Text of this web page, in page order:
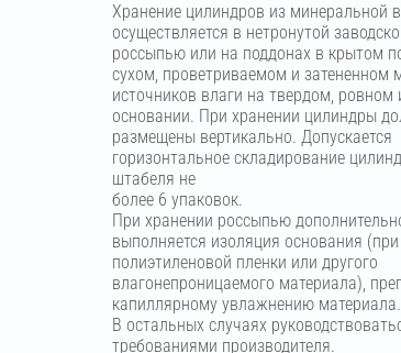
Хранение цилиндров из минеральной
осуществляется в нетронутой
россыпью или на поддонах в крытом
сухом, проветриваемом и затененном
источников влаги на твердом, ровном
основании. При хранении цилиндры
размещены вертикально. Допускается
горизонтальное складирование
штабеля не
более 6 упаковок.
При хранении россыпью
выполняется изоляция основания
полиэтиленовой пленки или другого
влагонепроницаемого материала),
капиллярному увлажнению материала.
В остальных случаях
требованиями производителя.